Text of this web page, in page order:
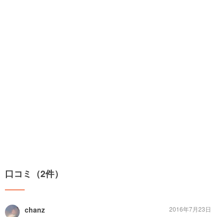
口コミ（2件）
chanz
2016年7月23日